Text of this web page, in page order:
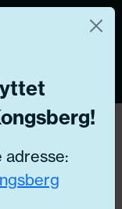
teknologier,
til å samle
inkludert:
til alle disse
du vil
adresse: